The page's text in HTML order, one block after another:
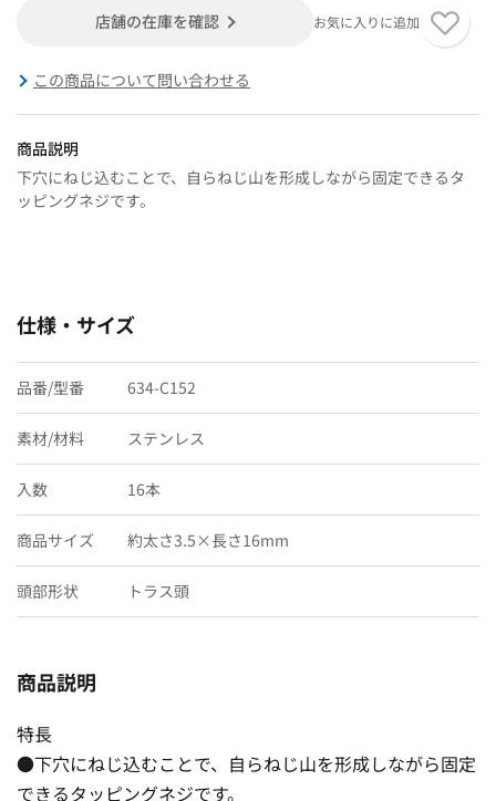
店舗の在庫を確認 お気に入りに追加
この商品について問い合わせる
商品説明
下穴にねじ込むことで、自らねじ山を形成しながら固定できるタ
ッピングネジです。
仕様・サイズ
品番/型番 634-C152
素材/材料 ステンレス
入数 16本
商品サイズ 約太さ3.5×長さ16mm
頭部形状 トラス頭
商品説明
特長
●下穴にねじ込むことで、自らねじ山を形成しながら固定
できるタッピングネジです。